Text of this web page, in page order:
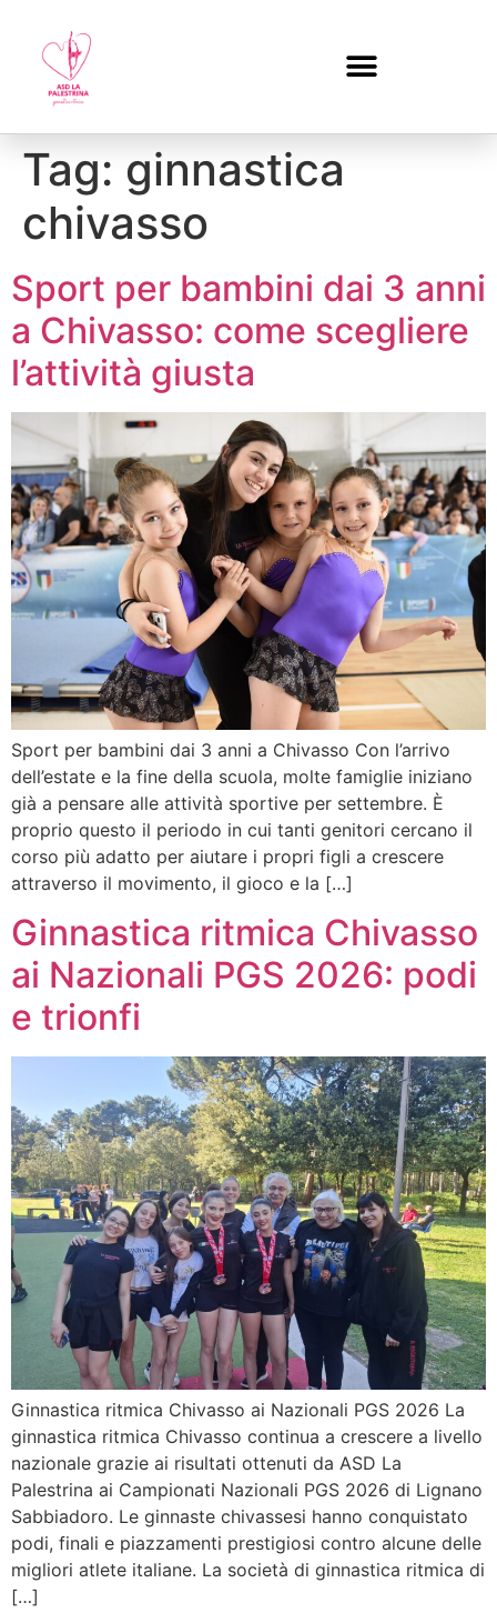
Tag: ginnastica
chivasso
Sport per bambini dai 3 anni
a Chivasso: come scegliere
l’attività giusta
Sport per bambini dai 3 anni a Chivasso Con l’arrivo
dell’estate e la fine della scuola, molte famiglie iniziano
già a pensare alle attività sportive per settembre. È
proprio questo il periodo in cui tanti genitori cercano il
corso più adatto per aiutare i propri figli a crescere
attraverso il movimento, il gioco e la […]
Ginnastica ritmica Chivasso
ai Nazionali PGS 2026: podi
e trionfi
Ginnastica ritmica Chivasso ai Nazionali PGS 2026 La
ginnastica ritmica Chivasso continua a crescere a livello
nazionale grazie ai risultati ottenuti da ASD La
Palestrina ai Campionati Nazionali PGS 2026 di Lignano
Sabbiadoro. Le ginnaste chivassesi hanno conquistato
podi, finali e piazzamenti prestigiosi contro alcune delle
migliori atlete italiane. La società di ginnastica ritmica di
[…]